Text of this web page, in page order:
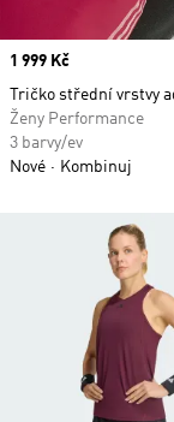
Price
1 999 Kč
Tričko střední vrstvy
Ženy Performance
3 barvy/ev
Nové
Kombinuj